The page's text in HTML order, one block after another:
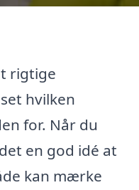
rigtige
hvilken
for. Når du
en god idé at
kan mærke